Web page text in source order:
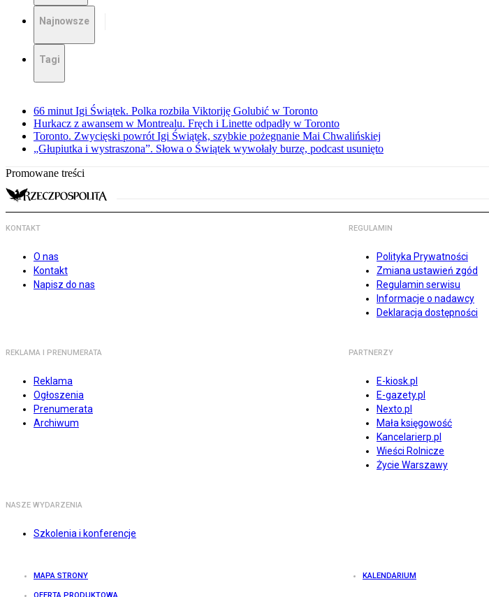
Najnowsze
Tagi
66 minut Igi Świątek. Polka rozbiła Viktoriję Golubić w Toronto
Hurkacz z awansem w Montrealu. Fręch i Linette odpadły w Toronto
Toronto. Zwycięski powrót Igi Świątek, szybkie pożegnanie Mai Chwalińskiej
„Głupiutka i wystraszona”. Słowa o Świątek wywołały burzę, podcast usunięto
Promowane treści
KONTAKT
O nas
Kontakt
Napisz do nas
REGULAMIN
Polityka Prywatności
Zmiana ustawień zgód
Regulamin serwisu
Informacje o nadawcy
Deklaracja dostępności
REKLAMA I PRENUMERATA
Reklama
Ogłoszenia
Prenumerata
Archiwum
PARTNERZY
E-kiosk.pl
E-gazety.pl
Nexto.pl
Mała księgowość
Kancelarierp.pl
Wieści Rolnicze
Życie Warszawy
NASZE WYDARZENIA
Szkolenia i konferencje
MAPA STRONY KALENDARIUM